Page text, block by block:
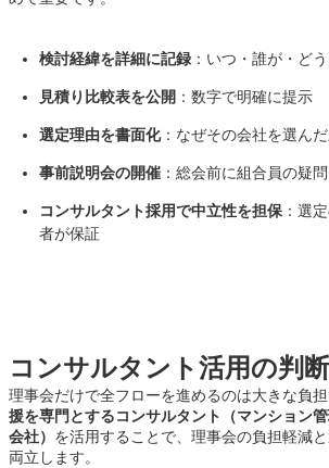
検討経緯を詳細に記録 ：いつ・誰が・ど
見積り比較表を公開 ：数字で明確に提示
選定理由を書面化：なぜその会社を選ん
事前説明会の開催 ：総会前に組合員の疑
コンサルタント採用で中立性を担保 ：選
者が保証
コンサルタント活用の判断
理事会だけで全フローを進めるのは大きな負担
援を専門とするコンサルタント（マンション
会社） を活用することで、理事会の負担軽減
両立します。